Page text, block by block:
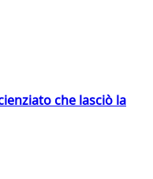
che lasciò la